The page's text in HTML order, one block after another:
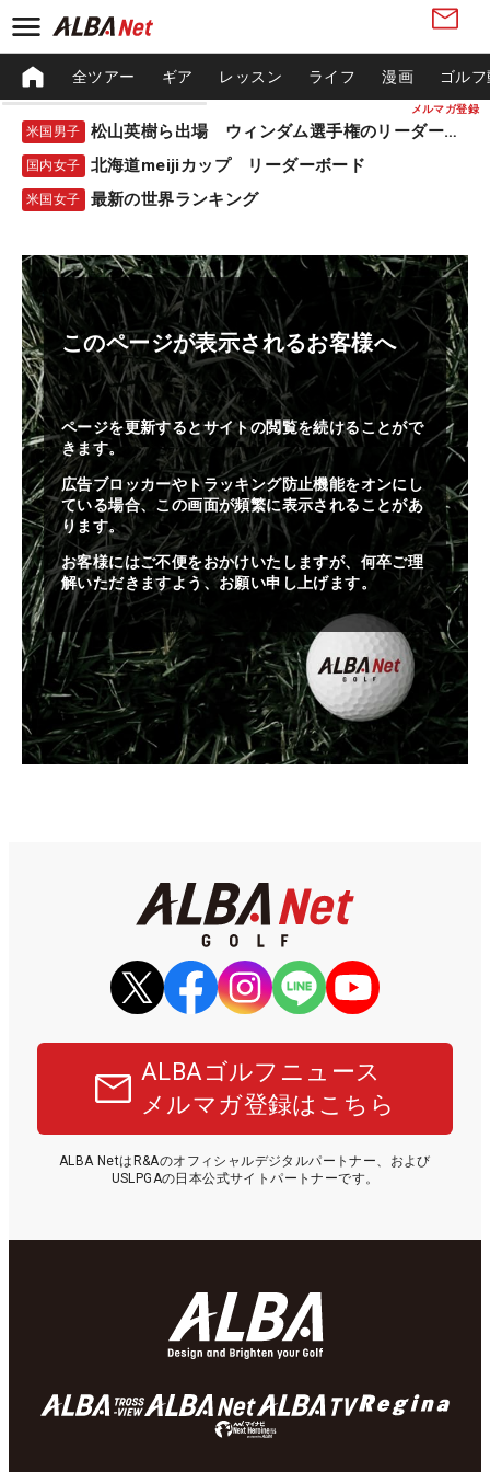
メルマガ登録
全ツアー ギア レッスン ライフ 漫画 ゴル
米国男子 松山英樹ら出場 ウィンダム選手権のリーダーボード
国内女子 北海道meijiカップ リーダーボード
米国女子 最新の世界ランキング
このページが表示されるお客様へ
ページを更新するとサイトの閲覧を続けることがで
きます。
広告ブロッカーやトラッキング防止機能をオンにし
ている場合、この画面が頻繁に表示されることがあ
ります。
お客様にはご不便をおかけいたしますが、何卒ご理
解いただきますよう、お願い申し上げます。
ALBAゴルフニュース
メルマガ登録はこちら
ALBA NetはR&Aのオフィシャルデジタルパートナー、および
USLPGAの日本公式サイトパートナーです。